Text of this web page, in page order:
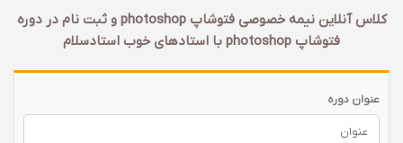
کلاس آنلاین نیمه خصوصی فتوشاپ photoshop و ثبت نام در دوره
فتوشاپ photoshop با‌ استادهای خوب استادسلام
عنوان دوره